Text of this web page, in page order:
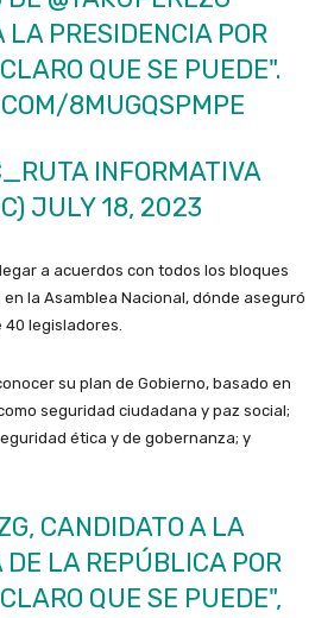
LA PRESIDENCIA POR
QUE SE PUEDE".
8MUGQSPMPE
INFORMATIVA
JULY 18, 2023
a acuerdos con todos los bloques
la Asamblea Nacional, dónde aseguró
legisladores.
su plan de Gobierno, basado en
seguridad ciudadana y paz social;
ética y de gobernanza; y
, CANDIDATO A LA
DE LA REPÚBLICA POR
QUE SE PUEDE",